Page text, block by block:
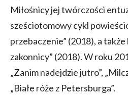
Miłośnicy jej twórczości
sześciotomowy cykl
przebaczenie” (2018), a także
zakonnicy” (2018). W roku
„Zanim nadejdzie jutro”,
„Białe róże z Petersburga”.